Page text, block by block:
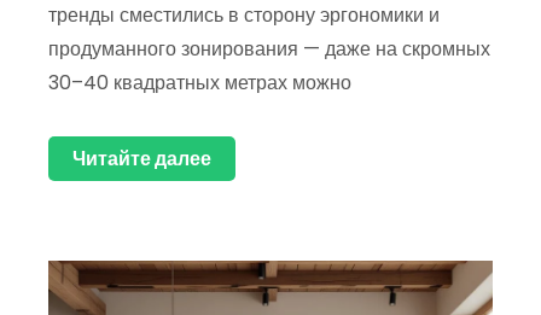
тренды сместились в сторону эргономики и
продуманного зонирования — даже на скромных
30–40 квадратных метрах можно
Читайте далее